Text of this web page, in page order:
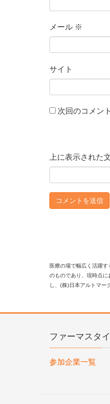
メール ※
サイト
次回のコメン
上に表示された
医療の場で幅広く活躍
のものであり、現時点
し、(株)日本アルトマー
ファーマスタ
参加企業一覧